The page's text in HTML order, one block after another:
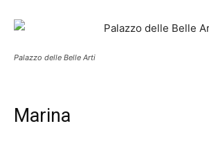
Palazzo delle Belle Arti
Marina